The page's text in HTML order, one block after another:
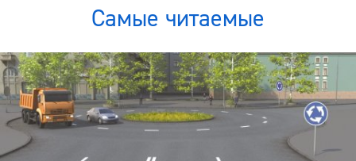
Самые читаемые